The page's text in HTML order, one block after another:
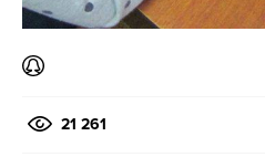
21 261